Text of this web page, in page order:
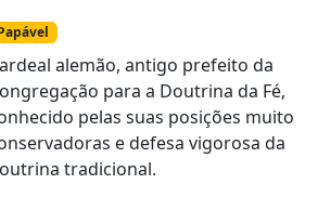
alemão, antigo prefeito da
para a Doutrina da Fé,
pelas suas posições muito
e defesa vigorosa da
tradicional.